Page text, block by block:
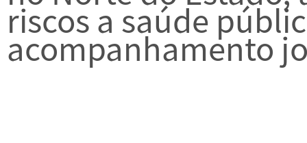
riscos a saúde
acompanhamento